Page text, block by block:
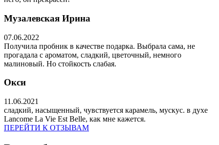
Музалевская Ирина
07.06.2022
Получила пробник в качестве подарка. Выбрала сама, не
прогадала с ароматом, сладкий, цветочный, немного
малиновый. Но стойкость слабая.
Окси
11.06.2021
сладкий, насыщенный, чувствуется карамель, мускус. в духе
Lancome La Vie Est Belle, как мне кажется.
ПЕРЕЙТИ К ОТЗЫВАМ